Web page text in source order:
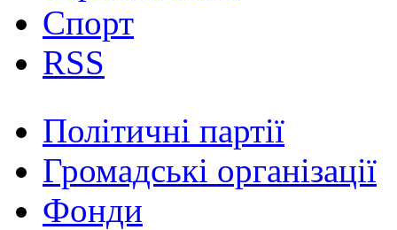
Спорт
RSS
Політичні партії
Громадські організації
Фонди